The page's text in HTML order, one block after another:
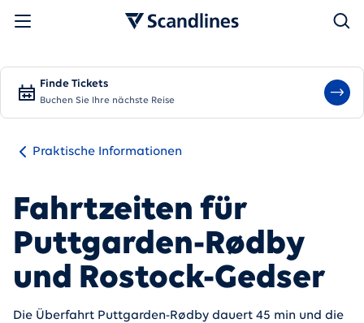
Suchen
Finde Tickets
Buchen Sie Ihre nächste Reise
Praktische Informationen
Fahrtzeiten für
Puttgarden-Rødby
und Rostock-Gedser
Die Überfahrt Puttgarden-Rødby dauert 45 min und die